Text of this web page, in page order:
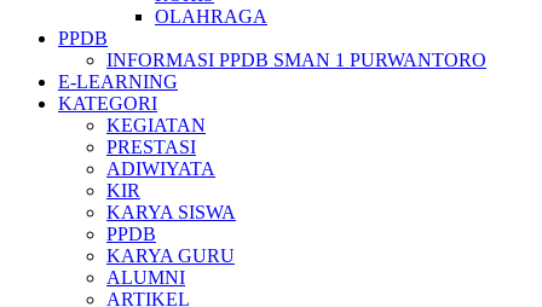
OLAHRAGA
PPDB
INFORMASI PPDB SMAN 1 PURWANTORO
E-LEARNING
KATEGORI
KEGIATAN
PRESTASI
ADIWIYATA
KIR
KARYA SISWA
PPDB
KARYA GURU
ALUMNI
ARTIKEL